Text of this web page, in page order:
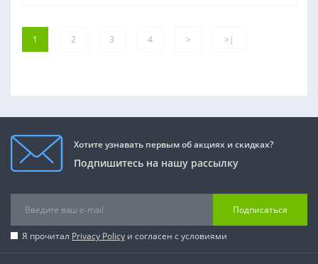
1 2 3 4 > >|
Хотите узнавать первым об акциях и скидках?
Подпишитесь на нашу рассылку
Подписаться
Я прочитал Privacy Policy и согласен с условиями